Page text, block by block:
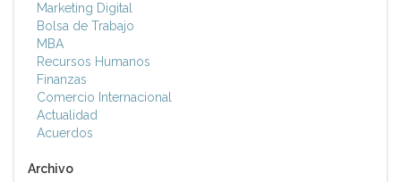
Marketing Digital
Bolsa de Trabajo
MBA
Recursos Humanos
Finanzas
Comercio Internacional
Actualidad
Acuerdos
Archivo